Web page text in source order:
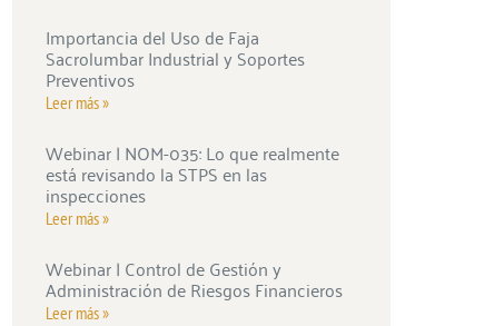
Importancia del Uso de Faja
Sacrolumbar Industrial y Soportes
Preventivos
Leer más »
Webinar | NOM-035: Lo que realmente
está revisando la STPS en las
inspecciones
Leer más »
Webinar | Control de Gestión y
Administración de Riesgos Financieros
Leer más »